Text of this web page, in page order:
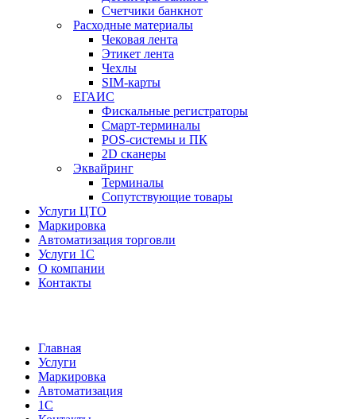
Счетчики банкнот
Расходные материалы
Чековая лента
Этикет лента
Чехлы
SIM-карты
ЕГАИС
Фискальные регистраторы
Смарт-терминалы
POS-системы и ПК
2D сканеры
Эквайринг
Терминалы
Сопутствующие товары
Услуги ЦТО
Маркировка
Автоматизация торговли
Услуги 1С
О компании
Контакты
Главная
Услуги
Маркировка
Автоматизация
1С